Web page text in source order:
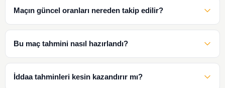
Maçın güncel oranları nereden takip edilir?
Bu maç tahmini nasıl hazırlandı?
İddaa tahminleri kesin kazandırır mı?